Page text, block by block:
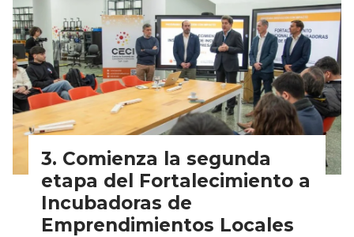
Comienza la segunda
etapa del Fortalecimiento a
Incubadoras de
Emprendimientos Locales